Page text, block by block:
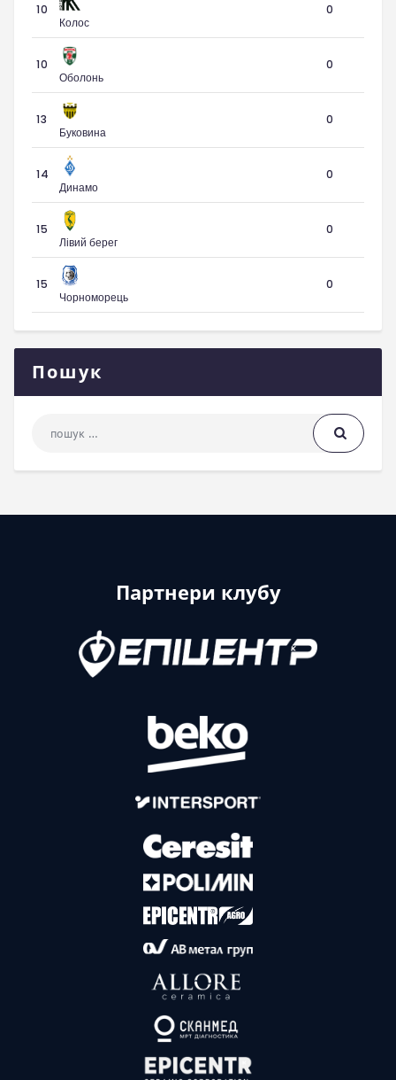
10
Колос
0
10
Оболонь
0
13
Буковина
0
14
Динамо
0
15
Лівий берег
0
15
Чорноморець
0
Пошук